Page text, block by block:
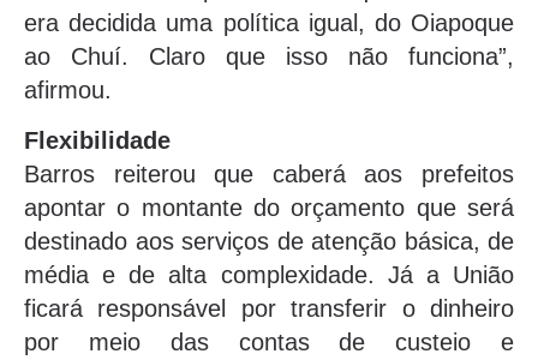
era decidida uma política igual, do Oiapoque
ao Chuí. Claro que isso não funciona”,
afirmou.
Flexibilidade
Barros reiterou que caberá aos prefeitos
apontar o montante do orçamento que será
destinado aos serviços de atenção básica, de
média e de alta complexidade. Já a União
ficará responsável por transferir o dinheiro
por meio das contas de custeio e